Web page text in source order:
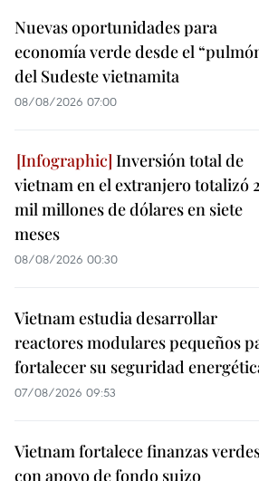
Nuevas oportunidades para
economía verde desde el
del Sudeste vietnamita
08/08/2026 07:00
Inversión total de
vietnam en el extranjero totalizó
mil millones de dólares en siete
meses
08/08/2026 00:30
Vietnam estudia desarrollar
reactores modulares pequeños
fortalecer su seguridad
07/08/2026 09:53
Vietnam fortalece finanzas
con apoyo de fondo suizo